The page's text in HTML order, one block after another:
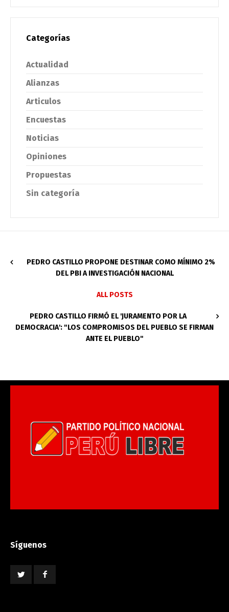
Categorías
Actualidad
Alianzas
Articulos
Encuestas
Noticias
Opiniones
Propuestas
Sin categoría
PEDRO CASTILLO PROPONE DESTINAR COMO MÍNIMO 2%
DEL PBI A INVESTIGACIÓN NACIONAL
ALL POSTS
PEDRO CASTILLO FIRMÓ EL 'JURAMENTO POR LA
DEMOCRACIA': "LOS COMPROMISOS DEL PUEBLO SE FIRMAN
ANTE EL PUEBLO"
Síguenos